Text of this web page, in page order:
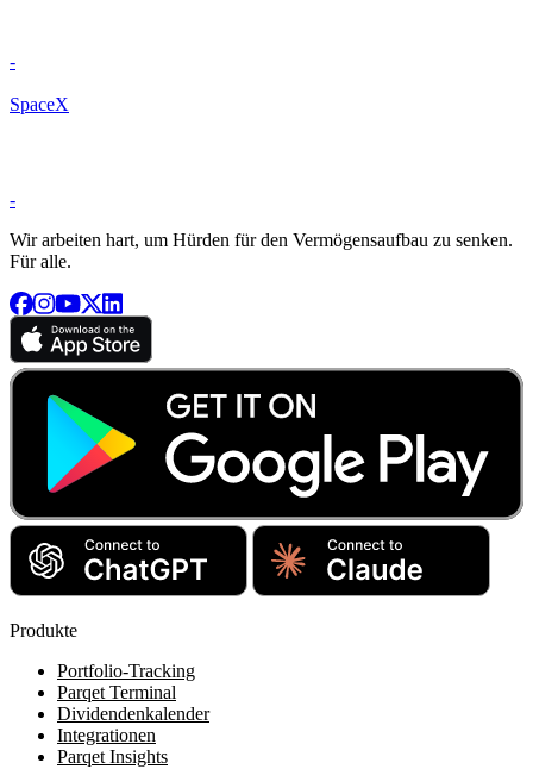
-
SpaceX
-
Wir arbeiten hart, um Hürden für den Vermögensaufbau zu senken.
Für alle.
Produkte
Portfolio-Tracking
Parqet Terminal
Dividendenkalender
Integrationen
Parqet Insights